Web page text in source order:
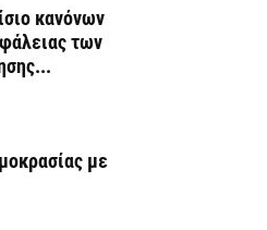
κανόνων
των
με